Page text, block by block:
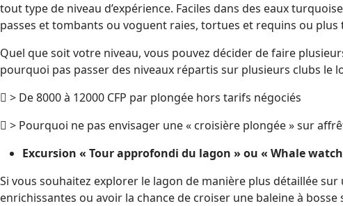
tout type de niveau d’expérience. Faciles dans des eaux
passes et tombants ou voguent raies, tortues et requins ou plus
Quel que soit votre niveau, vous pouvez décider de faire
pourquoi pas passer des niveaux répartis sur plusieurs clubs le
 > De 8000 à 12000 CFP par plongée hors tarifs négociés
 > Pourquoi ne pas envisager une « croisière plongée » sur
Excursion « Tour approfondi du lagon » ou « Whale
Si vous souhaitez explorer le lagon de manière plus détaillée
enrichissantes ou avoir la chance de croiser une baleine à bosse